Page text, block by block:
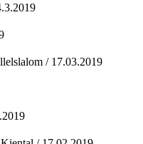
/ 17.03.2019